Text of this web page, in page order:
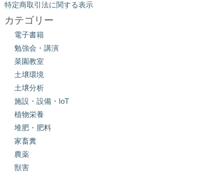
特定商取引法に関する表示
カテゴリー
電子書籍
勉強会・講演
菜園教室
土壌環境
土壌分析
施設・設備・IoT
植物栄養
堆肥・肥料
家畜糞
農薬
獣害